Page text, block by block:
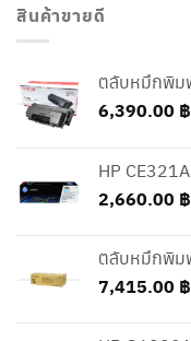
สินค้าขายดี
ตลับหมึกพิม
6,390.00 ฿
HP
2,660.00 ฿
ตลับหมึกพิม
7,415.00 ฿